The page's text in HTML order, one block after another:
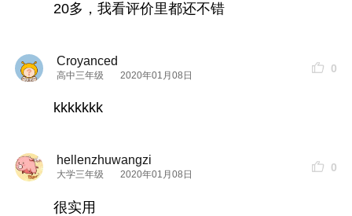
20多，我看评价里都还不错
Croyanced
高中三年级 2020年01月08日
0
kkkkkkk
hellenzhuwangzi
大学三年级 2020年01月08日
0
很实用